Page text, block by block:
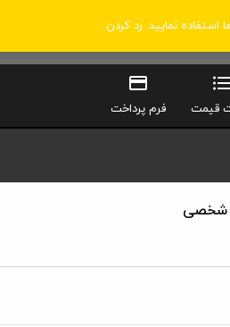
نمایید. رد کردن
قیمت فرم پرداخت
شخصی